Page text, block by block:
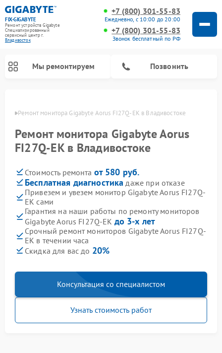
FIX-GIGABYTE
Ремонт устройств Gigabyte
Специализированный
cервисный центр г.
Владивосток
+7 (800) 301-55-83
Ежедневно, с 10:00 до 20:00
+7 (800) 301-55-83
Звонок бесплатный по РФ
Мы ремонтируем Позвонить
Ремонт монитора Gigabyte Aorus FI27Q-EK в Владивостоке
Ремонт монитора Gigabyte Aorus
FI27Q-EK в Владивостоке
Стоимость ремонта от 580 руб.
Бесплатная диагностика даже при отказе
Привезем и увезем монитор Gigabyte Aorus FI27Q-
EK сами
Гарантия на наши работы по ремонту мониторов
Gigabyte Aorus FI27Q-EK до 3-х лет
Срочный ремонт мониторов Gigabyte Aorus FI27Q-
EK в течении часа
Скидка для вас до 20%
Консультация со специалистом
Узнать стоимость работ